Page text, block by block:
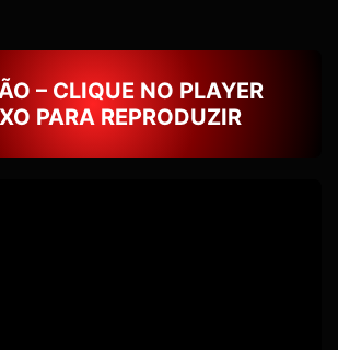
– CLIQUE NO PLAYER
PARA REPRODUZIR